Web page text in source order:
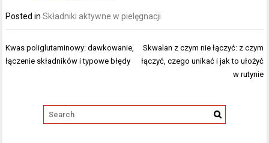
Posted inSkładniki aktywne w pielęgnacji
Nawigacja
wpisu
Kwas poliglutaminowy: dawkowanie,
łączenie składników i typowe błędy
Skwalan z czym nie łączyć: z czym
łączyć, czego unikać i jak to ułożyć
w rutynie